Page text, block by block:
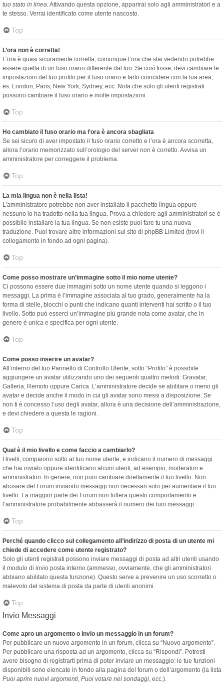
tuo stato in linea. Attivando questa opzione, apparirai solo agli amministratori e a
te stesso. Verrai identificato come utente nascosto.
Top
L’ora non è corretta!
L’ora è quasi sicuramente corretta, comunque l’ora che stai vedendo potrebbe
essere quella di un fuso orario differente dal tuo. Se così fosse, devi cambiare le
impostazioni del tuo profilo per il fuso orario e farlo coincidere con la tua area,
es. London, Paris, New York, Sydney, ecc. Nota che solo gli utenti registrati
possono cambiare il fuso orario e molte impostazioni.
Top
Ho cambiato il fuso orario ma l’ora è ancora sbagliata
Se sei sicuro di aver impostato il fuso orario corretto e l’ora è ancora scorretta,
allora l’orario memorizzato sull’orologio del server non è corretto. Avvisa un
amministratore per correggere il problema.
Top
La mia lingua non è nella lista!
L’amministratore potrebbe non aver installato il pacchetto lingua oppure
nessuno lo ha tradotto nella tua lingua. Prova a chiedere agli amministratori se è
possibile installare la tua lingua. Se non esiste puoi fare tu una nuova
traduzione. Puoi trovare altre informazioni sul sito di phpBB Limited (trovi il
collegamento in fondo ad ogni pagina).
Top
Come posso mostrare un’immagine sotto il mio nome utente?
Ci possono essere due immagini sotto un nome utente quando si leggono i
messaggi. La prima è l’immagine associata al tuo grado, generalmente ha la
forma di stelle, blocchi o punti che indicano quanti interventi hai scritto o il tuo
livello. Sotto può esserci un’immagine più grande nota come avatar, che in
genere è unica e specifica per ogni utente.
Top
Come posso inserire un avatar?
All’interno del tuo Pannello di Controllo Utente, sotto “Profilo” è possibile
aggiungere un avatar utilizzando uno dei seguenti quattro metodi: Gravatar,
Galleria, Remoto oppure Carica. L’amministratore decide se abilitare o meno gli
avatar e decide anche il modo in cui gli avatar sono messi a disposizione. Se
non ti è concesso l’uso degli avatar, allora è una decisione dell’amministrazione,
e devi chiedere a questa le ragioni.
Top
Qual è il mio livello e come faccio a cambiarlo?
I livelli, compaiono sotto al tuo nome utente, e indicano il numero di messaggi
che hai inviato oppure identificano alcuni utenti, ad esempio, moderatori e
amministratori. In genere, non puoi cambiare direttamente il tuo livello. Non
abusare del Forum inviando messaggi non necessari solo per aumentare il tuo
livello. La maggior parte dei Forum non tollera questo comportamento e
l’amministratore probabilmente abbasserà il numero dei tuoi messaggi.
Top
Perché quando clicco sul collegamento all’indirizzo di posta di un utente mi
chiede di accedere come utente registrato?
Solo gli utenti registrati possono inviare messaggi di posta ad altri utenti usando
il modulo di invio posta interno (ammesso, ovviamente, che gli amministratori
abbiano abilitato questa funzione). Questo serve a prevenire un uso scorretto o
malevolo del sistema di posta da parte di utenti anonimi.
Top
Invio Messaggi
Come apro un argomento o invio un messaggio in un forum?
Per pubblicare un nuovo argomento in un forum, clicca su “Nuovo argomento”.
Per pubblicare una risposta ad un argomento, clicca su “Rispondi”. Potresti
avere bisogno di registrarti prima di poter inviare un messaggio: le tue funzioni
disponibili sono elencate in fondo alla pagina del forum o dell’argomento (la lista
Puoi aprire nuovi argomenti, Puoi votare nei sondaggi, ecc.).